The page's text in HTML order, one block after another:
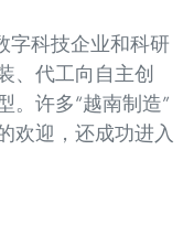
字科技企业和科研
、代工向自主创
。许多“越南制造”
欢迎，还成功进入